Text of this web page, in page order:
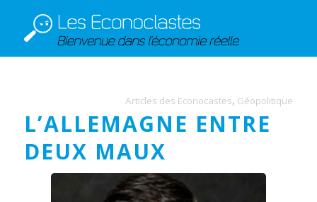
Articles des Econocastes, Géopolitique
L’ALLEMAGNE ENTRE
DEUX MAUX